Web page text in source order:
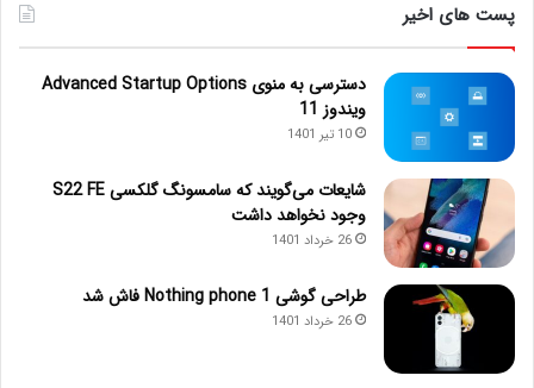
پست های اخیر
دسترسی به منوی Advanced Startup Options
ویندوز 11
10 تیر 1401
شایعات می‌گویند که سامسونگ گلکسی S22 FE
وجود نخواهد داشت
26 خرداد 1401
طراحی گوشی Nothing phone 1 فاش شد
26 خرداد 1401